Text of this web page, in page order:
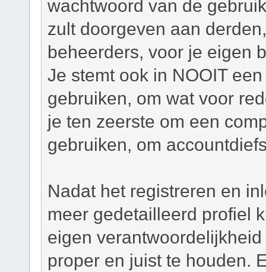
wachtwoord van de
zult doorgeven aan
beheerders, voor je eigen
Je stemt ook in NOOIT
gebruiken, om wat voor
je ten zeerste om een
gebruiken, om
Nadat het registreren en
meer gedetailleerd profiel
eigen
proper en juist te houden.